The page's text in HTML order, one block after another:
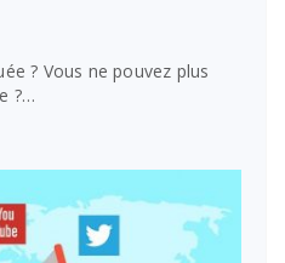
? Vous ne pouvez plus
?…